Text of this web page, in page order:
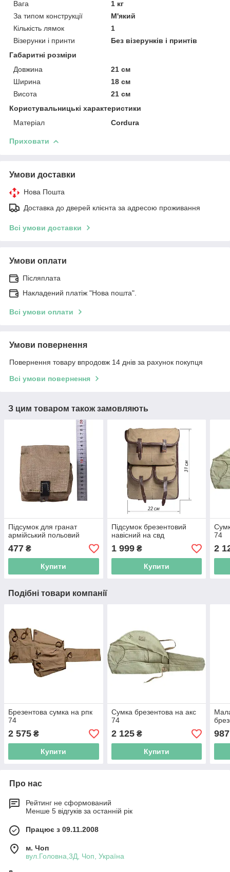
Вага
1 кг
За типом конструкції
М'який
Кількість лямок
1
Візерунки і принти
Без візерунків і принтів
Габаритні розміри
Довжина
21 см
Ширина
18 см
Висота
21 см
Користувальницькі характеристики
Матеріал
Cordura
Приховати
Умови доставки
Нова Пошта
Доставка до дверей клієнта за адресою проживання
Всі умови доставки
Умови оплати
Післяплата
Накладений платіж "Нова пошта".
Всі умови оплати
Умови повернення
Повернення товару впродовж 14 днів за рахунок покупця
Всі умови повернення
З цим товаром також замовляють
Підсумок для гранат
армійський польовий
477 ₴
Купити
Підсумок брезентовий
навісний на свд
1 999₴
Купити
74
2
Подібні товари компанії
Брезентова сумка на рпк
74
2 575 ₴
Купити
Сумка брезентова на акс
74
2 125₴
Купити
987
Про нас
Рейтинг не сформований
Менше 5 відгуків за останній рік
Працює з 09.11.2008
м. Чоп
вул.Головна,3Д, Чоп, Україна